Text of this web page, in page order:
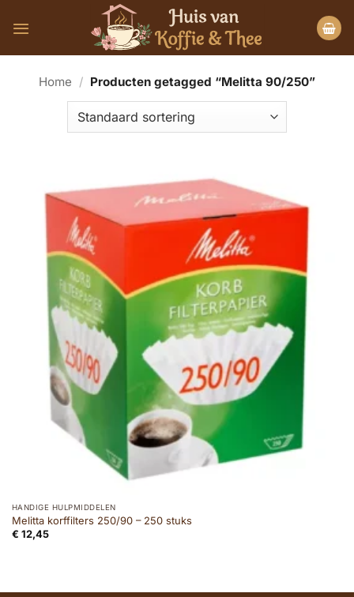
naar
Home / Producten getagged “Melitta 90/250”
HANDIGE HULPMIDDELEN
Melitta korffilters 250/90 – 250 stuks
€ 12,45